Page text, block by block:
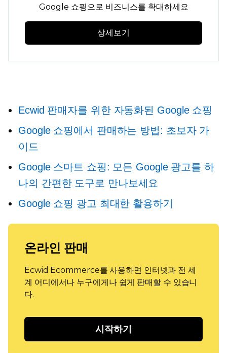
Google 쇼핑으로 비즈니스를 확대하세요
상세보기
Ecwid 판매자를 위한 자동화된 Google 쇼핑
Google 쇼핑에서 판매하는 방법: 초보자 가
이드
Google 스마트 쇼핑: 모든 Google 광고를 하
나의 간편한 도구로 만나보세요
Google 쇼핑 광고 최대한 활용하기
온라인 판매
Ecwid Ecommerce를 사용하면 인터넷과 전 세
계 어디에서나 누구에게나 쉽게 판매할 수 있습니
다.
시작하기